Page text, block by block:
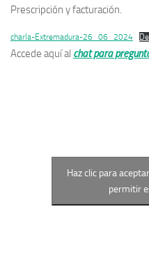
Prescripción y facturación.
charla-Extremadura-26_06_2024
Accede aquí al chat para
Haz clic para
permitir